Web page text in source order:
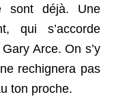
sont déjà. Une
qui s’accorde
Arce. On s’y
rechignera pas
ton proche.